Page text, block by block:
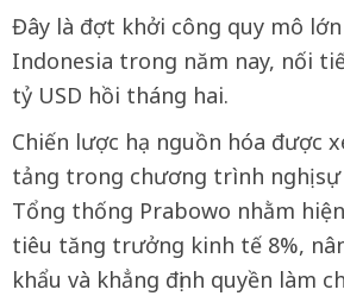
Đây là đợt khởi công quy mô
Indonesia trong năm nay, nối
tỷ USD hồi tháng hai.
Chiến lược hạ nguồn hóa được
tảng trong chương trình nghị sự
Tổng thống Prabowo nhằm
tiêu tăng trưởng kinh tế 8%,
khẩu và khẳng định quyền làm